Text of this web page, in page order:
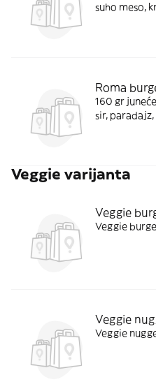
suho meso,
Roma
160 gr
sir,
Veggie varijanta
Veggie
Veggie
Veggie
Veggie